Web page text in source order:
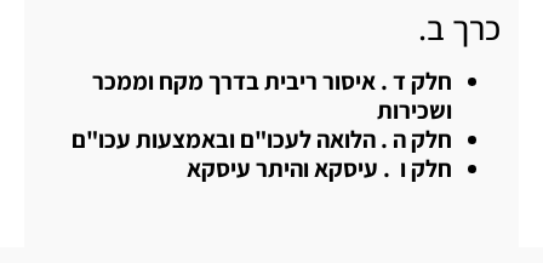
כרך ב.
חלק ד . איסור ריבית בדרך מקח וממכר
ושכירות
חלק ה . הלואה לעכו"ם ובאמצעות עכו"ם
חלק ו . עיסקא והיתר עיסקא